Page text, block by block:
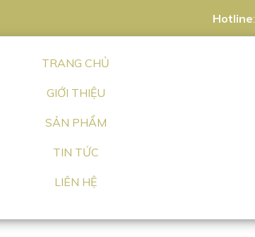
Hotline:
TRANG CHỦ
GIỚI THIỆU
SẢN PHẨM
TIN TỨC
LIÊN HỆ